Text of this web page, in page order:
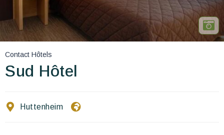
Vous faire voyager
Les séjours à thème
Contact Hôtels
Sud Hôtel
Huttenheim